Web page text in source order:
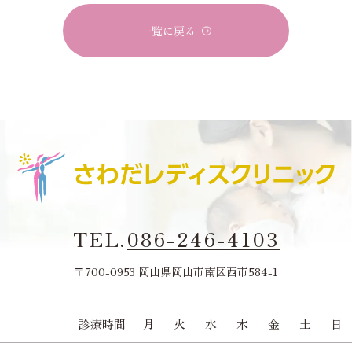
一覧に戻る
TEL.086-246-4103
〒700-0953 岡山県岡山市南区西市584-1
診療時間 月 火 水 木 金 土 日